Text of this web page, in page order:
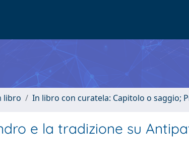
libro In libro con curatela: Capitolo o saggio;
e la tradizione su